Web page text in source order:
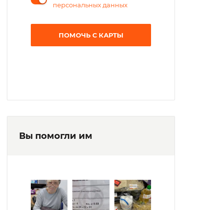
персональных данных
ПОМОЧЬ С КАРТЫ
Вы помогли им